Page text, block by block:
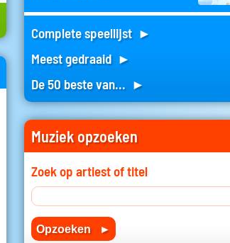
Complete speellijst ►
Meest gedraaid ►
De 50 beste van... ►
Muziek opzoeken
Zoek op artiest of titel